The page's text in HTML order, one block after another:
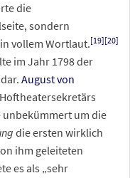
die
sondern
vollem Wortlaut.[19][20]
im Jahr 1798 der
August von
um die
die ersten wirklich
ihm geleiteten
es als „sehr